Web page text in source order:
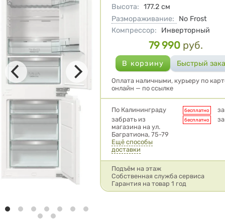
Высота: 177.2 см
Размораживание:
No Frost
Компрессор:
Инверторный
Цена
79 990 руб.
Оплата наличными, курьеру по
онлайн — по ссылке
Условия доставки
По Калининграду бесплатно
забрать из
магазина на ул.
Багратиона, 75-79
бесплатно
Ещё способы
доставки
Подъём на этаж
Собственная служба сервиса
Гарантия на товар 1 год